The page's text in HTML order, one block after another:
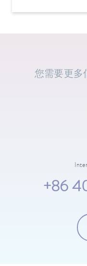
您需要更多
+86